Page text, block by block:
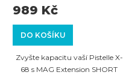
kapacity +3 rány
DO KOŠÍKU
989 Kč
Zvyšte kapacitu vaší Pistelle X-
68 s MAG Extension SHORT